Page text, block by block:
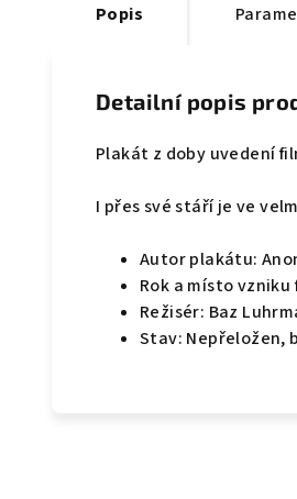
Popis
Detailní popis
Plakát z doby uvedení
I přes své stáří je ve
Autor plakátu:
Rok a místo
Režisér: Baz
Stav: Nepřeložen,